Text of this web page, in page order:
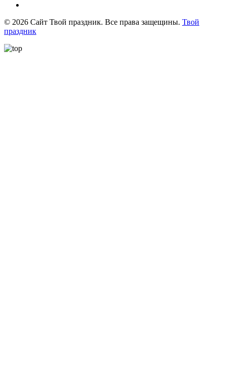
© 2026 Сайт Твой праздник. Все права защещины. Твой
праздник